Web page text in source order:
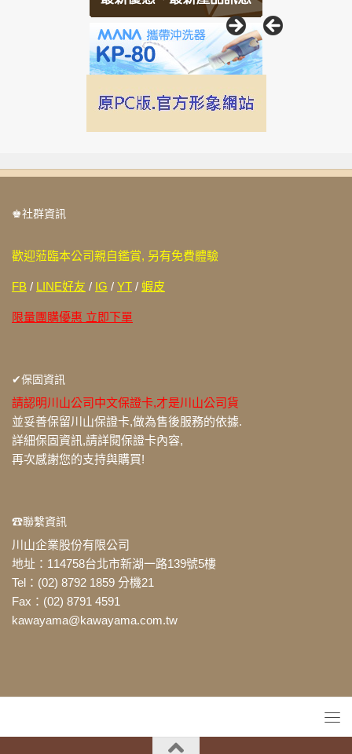
♚社群資訊
歡迎蒞臨本公司親自鑑賞, 另有免費體驗
FB / LINE好友 / IG / YT / 蝦皮
限量團購優惠 立即下單
✔保固資訊
請認明川山公司中文保證卡,才是川山公司貨
並妥善保留川山保證卡,做為售後服務的依據.
詳細保固資訊,請詳閱保證卡內容,
再次感謝您的支持與購買!
☎聯繫資訊
川山企業股份有限公司
地址：114758台北市新湖一路139號5樓
Tel：(02) 8792 1859 分機21
Fax：(02) 8791 4591
kawayama@kawayama.com.tw